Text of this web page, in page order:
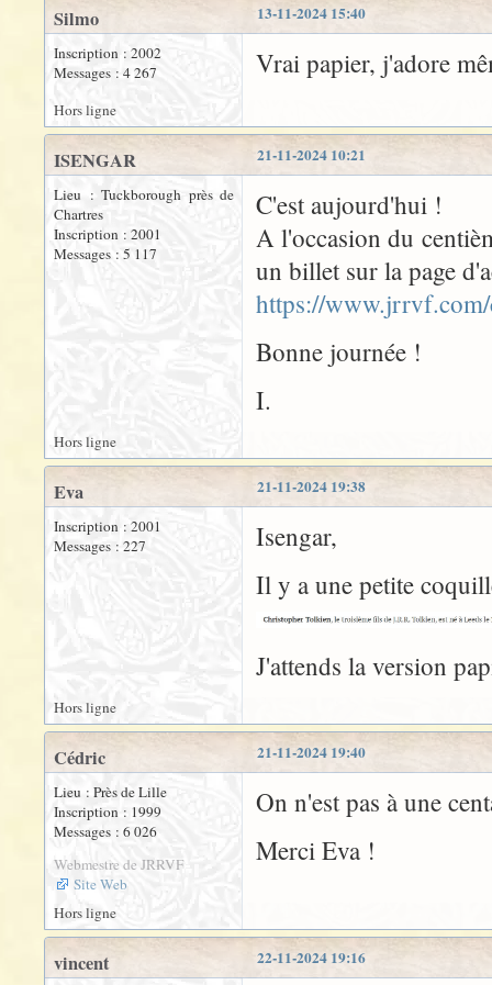
13-11-2024 15:40
Silmo
Inscription : 2002
Messages : 4 267
Vrai papier, j'adore
Hors ligne
21-11-2024 10:21
ISENGAR
Lieu : Tuckborough près de
Chartres
Inscription : 2001
Messages : 5 117
C'est aujourd'hui !
A l'occasion du
un billet sur la page
https://
Bonne journée !
I.
Hors ligne
21-11-2024 19:38
Eva
Inscription : 2001
Messages : 227
Isengar,
Il y a une petite
J'attends la version
Hors ligne
21-11-2024 19:40
Cédric
Lieu : Près de Lille
Inscription : 1999
Messages : 6 026
Webmestre de JRRVF
Site Web
On n'est pas à une
Merci Eva !
Hors ligne
22-11-2024 19:16
vincent